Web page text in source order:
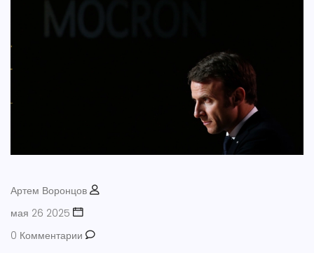
Артем Воронцов
мая 26 2025
0 Комментарии